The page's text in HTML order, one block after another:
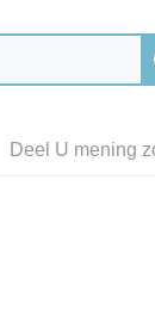
Deel U mening